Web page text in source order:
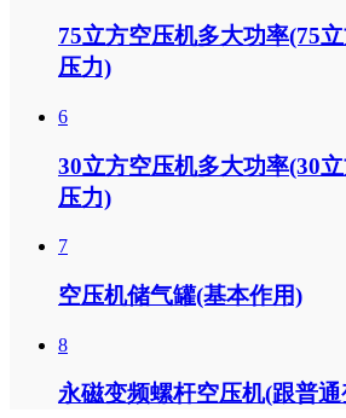
75立方空压机多大功率(75
压力)
6
30立方空压机多大功率(30
压力)
7
空压机储气罐(基本作用)
8
永磁变频螺杆空压机(跟普